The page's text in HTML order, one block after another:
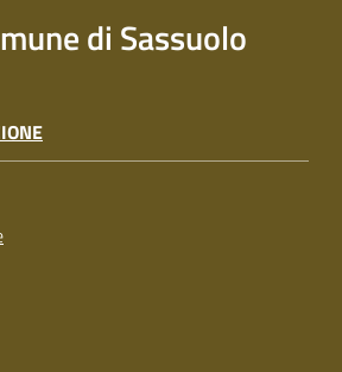
di Sassuolo